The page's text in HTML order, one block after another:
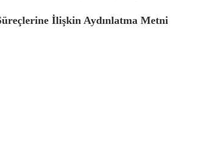
Aydınlatma Metni